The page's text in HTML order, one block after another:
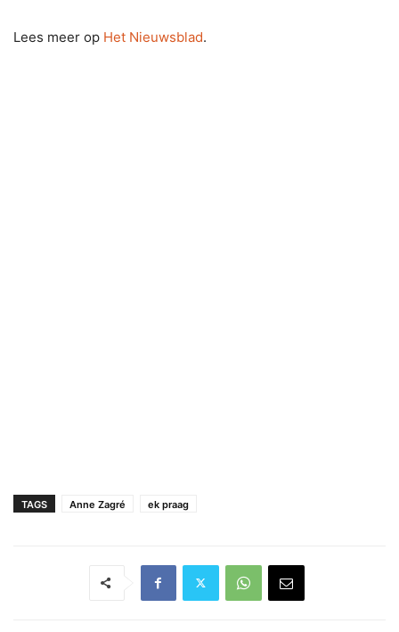
Lees meer op Het Nieuwsblad.
TAGS Anne Zagré ek praag